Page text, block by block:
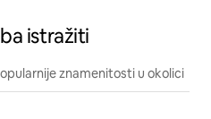
istražiti
znamenitosti u okolici